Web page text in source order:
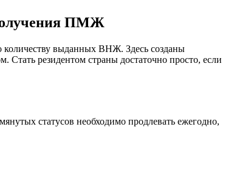
ПМЖ
количеству выданных ВНЖ. Здесь созданы
резидентом страны достаточно просто, если
статусов необходимо продлевать ежегодно,